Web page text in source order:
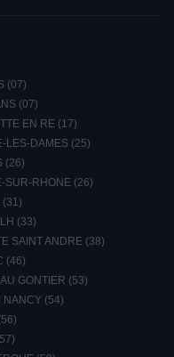
(07)
(07)
EN RE (17)
LES-DAMES (25)
(26)
SUR-RHONE (26)
(31)
(33)
SAINT ANDRE (38)
(46)
GONTIER (53)
NANCY (54)